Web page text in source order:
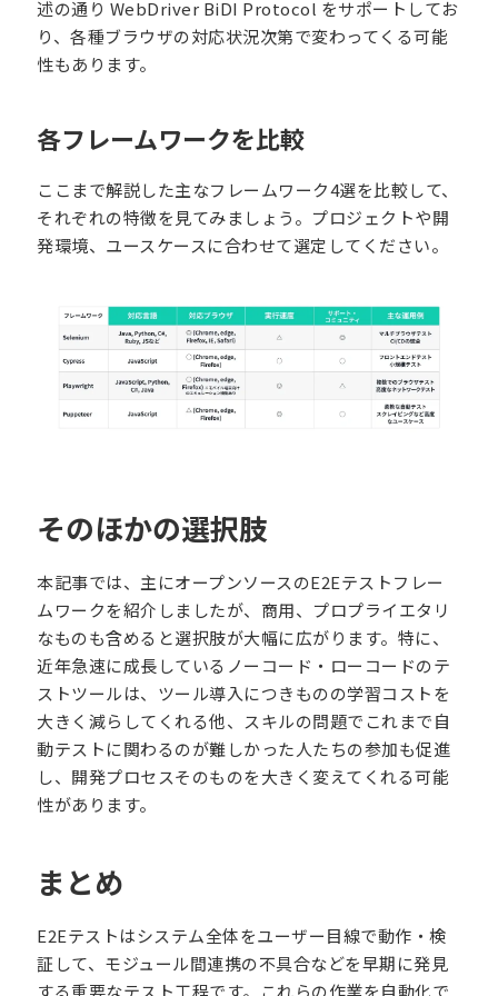
述の通り WebDriver BiDI Protocol をサポートしてお
り、各種ブラウザの対応状況次第で変わってくる可能
性もあります。
各フレームワークを比較
ここまで解説した主なフレームワーク4選を比較して、
それぞれの特徴を見てみましょう。プロジェクトや開
発環境、ユースケースに合わせて選定してください。
そのほかの選択肢
本記事では、主にオープンソースのE2Eテストフレー
ムワークを紹介しましたが、商用、プロプライエタリ
なものも含めると選択肢が大幅に広がります。特に、
近年急速に成長しているノーコード・ローコードのテ
ストツールは、ツール導入につきものの学習コストを
大きく減らしてくれる他、スキルの問題でこれまで自
動テストに関わるのが難しかった人たちの参加も促進
し、開発プロセスそのものを大きく変えてくれる可能
性があります。
まとめ
E2Eテストはシステム全体をユーザー目線で動作・検
証して、モジュール間連携の不具合などを早期に発見